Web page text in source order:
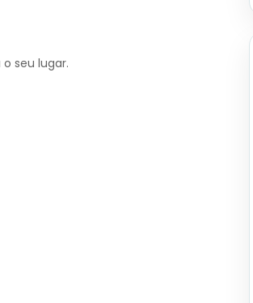
seu lugar.